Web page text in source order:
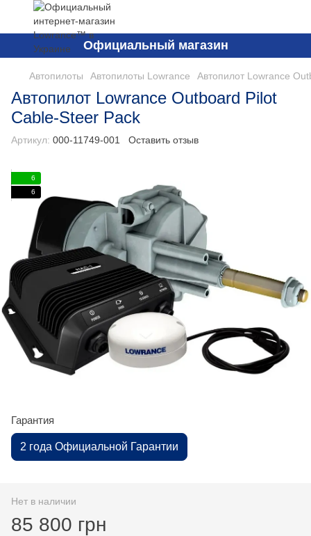
Официальный магазин
Автопилоты Автопилоты Lowrance Автопилот Lowrance
Автопилот Lowrance Outboard Pilot
Cable-Steer Pack
Артикул: 000-11749-001 Оставить отзыв
6
6
Гарантия
2 года Официальной Гарантии
Нет в наличии
85 800 грн